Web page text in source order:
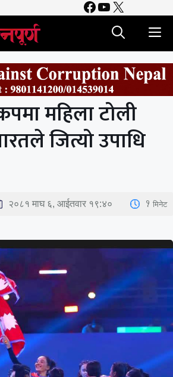
Facebook
YouTube
X
महिला टोली
जित्यो उपाधि
२०८१ माघ ६, आईतवार १९:४० 1 मिनेट